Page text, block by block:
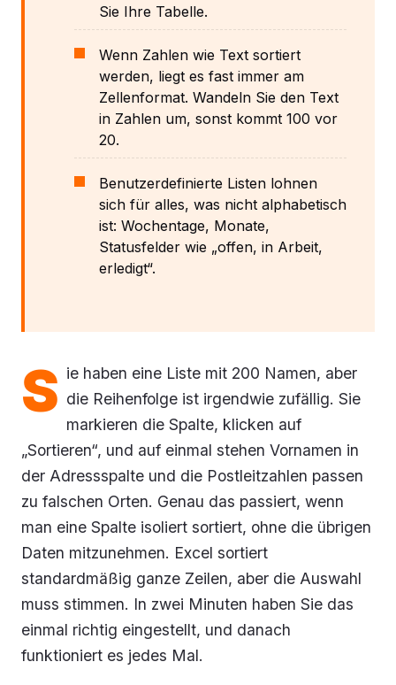
Sie Ihre Tabelle.
Wenn Zahlen wie Text sortiert
werden, liegt es fast immer am
Zellenformat. Wandeln Sie den Text
in Zahlen um, sonst kommt 100 vor
20.
Benutzerdefinierte Listen lohnen
sich für alles, was nicht alphabetisch
ist: Wochentage, Monate,
Statusfelder wie „offen, in Arbeit,
erledigt“.
S ie haben eine Liste mit 200 Namen, aber
die Reihenfolge ist irgendwie zufällig. Sie
markieren die Spalte, klicken auf
„Sortieren“, und auf einmal stehen Vornamen in
der Adressspalte und die Postleitzahlen passen
zu falschen Orten. Genau das passiert, wenn
man eine Spalte isoliert sortiert, ohne die übrigen
Daten mitzunehmen. Excel sortiert
standardmäßig ganze Zeilen, aber die Auswahl
muss stimmen. In zwei Minuten haben Sie das
einmal richtig eingestellt, und danach
funktioniert es jedes Mal.